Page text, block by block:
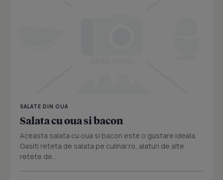
SALATE DIN OUA
Salata cu oua si bacon
Aceasta salata cu oua si bacon este o gustare ideala.
Gasiti reteta de salata pe culinar.ro, alaturi de alte
retete de...